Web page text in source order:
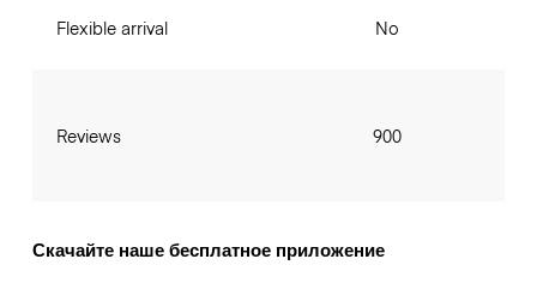
Flexible arrival
Reviews
No
900
Скачайте наше бесплатное приложение